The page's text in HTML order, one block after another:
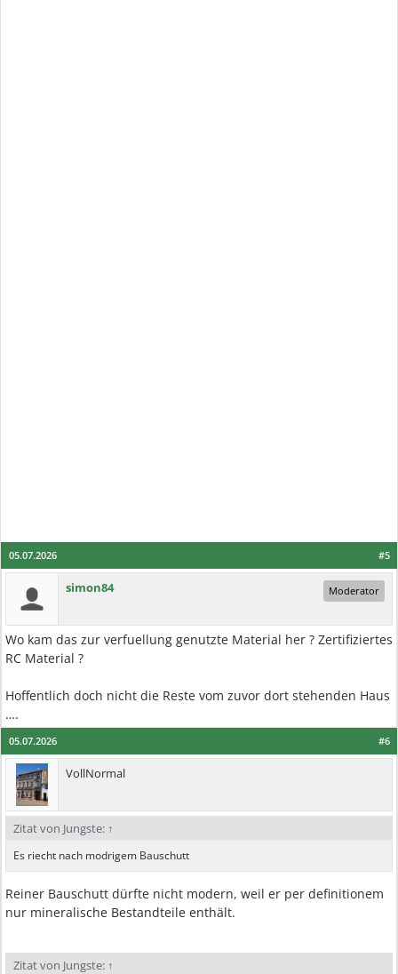
#5
05.07.2026
simon84 Moderator
Wo kam das zur verfuellung genutzte Material her ? Zertifiziertes
RC Material ?
Hoffentlich doch nicht die Reste vom zuvor dort stehenden Haus
….
#6
05.07.2026
VollNormal
Zitat von Jungste: ↑
Es riecht nach modrigem Bauschutt
Reiner Bauschutt dürfte nicht modern, weil er per definitionem
nur mineralische Bestandteile enthält.
Zitat von Jungste: ↑